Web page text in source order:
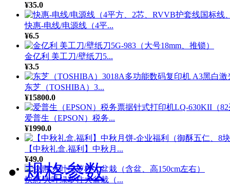
¥35.0
快惠-电线/电源线（4平...
¥6.5
金亿利 美工刀/壁纸刀5...
¥3.5
东芝（TOSHIBA）3...
¥15800.0
爱普生（EPSON）税务...
¥1990.0
【中秋礼盒.福利】中秋月...
¥49.0
快惠 大叶绿萝柱大盆栽（...
规格参数